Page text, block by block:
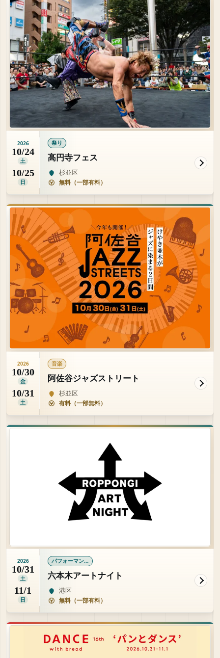
2026
10/24
土
10/25
日
祭り
高円寺フェス
杉並区
無料（一部有料）
2026
10/30
金
10/31
土
音楽
阿佐谷ジャズストリート
杉並区
有料（一部無料）
2026
10/31
土
11/1
日
パフォーマンス
六本木アートナイト
港区
無料（一部有料）